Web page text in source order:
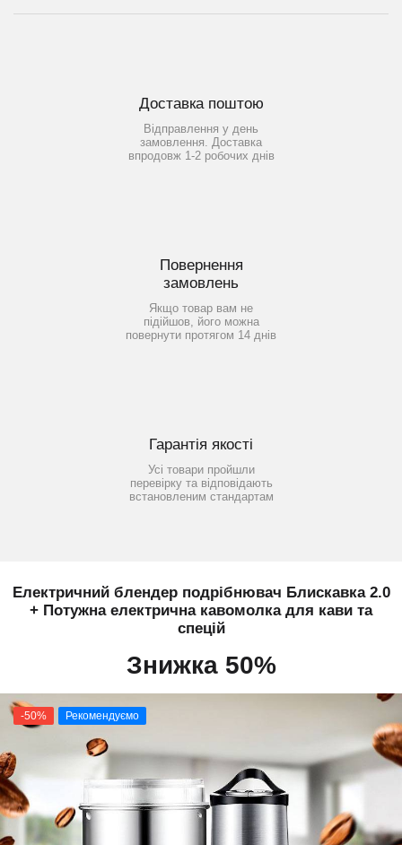
Доставка поштою
Відправлення у день
замовлення. Доставка
впродовж 1-2 робочих днів
Повернення
замовлень
Якщо товар вам не
підійшов, його можна
повернути протягом 14 днів
Гарантія якості
Усі товари пройшли
перевірку та відповідають
встановленим стандартам
Електричний блендер подрібнювач Блискавка 2.0
+ Потужна електрична кавомолка для кави та
спецій
Знижка 50%
-50% Рекомендуємо